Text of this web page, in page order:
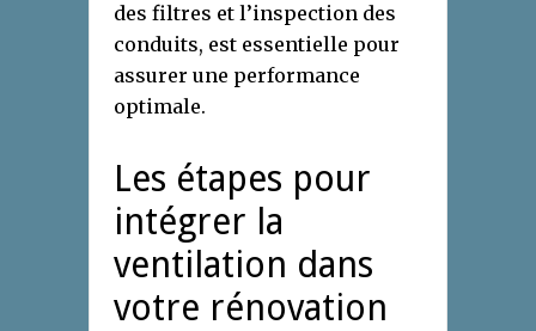
des filtres et l’inspection des
conduits, est essentielle pour
assurer une performance
optimale.
Les étapes pour
intégrer la
ventilation dans
votre rénovation